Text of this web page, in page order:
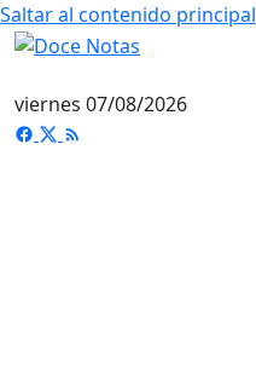
Saltar al contenido principal
viernes 07/08/2026